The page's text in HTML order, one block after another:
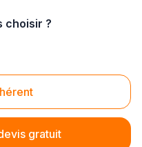
choisir ?
gratuit